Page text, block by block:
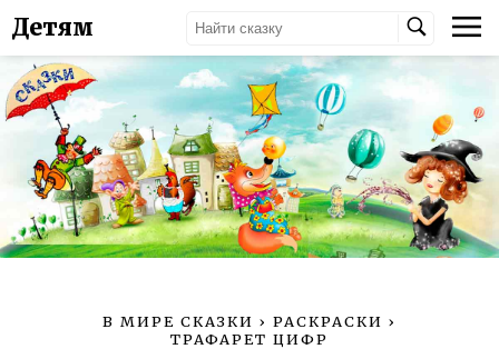
Детям
В МИРЕ СКАЗКИ › РАСКРАСКИ ›
ТРАФАРЕТ ЦИФР